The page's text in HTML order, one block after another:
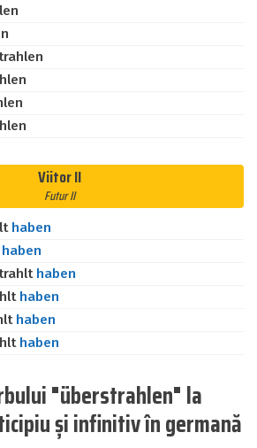
Viitor II
Futur II
haben
haben
haben
haben
haben
haben
"überstrahlen" la
și infinitiv în germană